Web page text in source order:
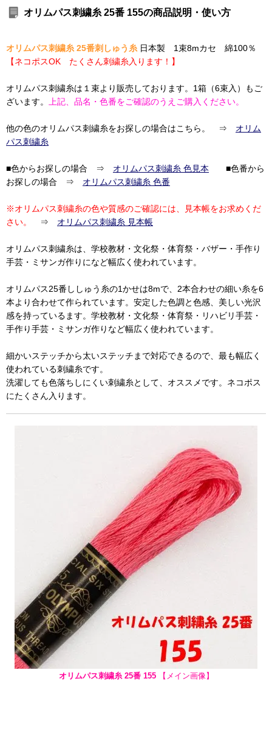
オリムパス刺繍糸 25番 155の商品説明・使い方
オリムパス刺繍糸 25番刺しゅう糸 日本製 1束8mカセ 綿100％
【ネコポスOK たくさん刺繍糸入ります！】
オリムパス刺繍糸は１束より販売しております。1箱（6束入）もご
ざいます。
上記、品名・色番をご確認のうえご購入ください。
他の色のオリムパス刺繍糸をお探しの場合はこちら。 ⇒ オリム
パス刺繍糸
■色からお探しの場合 ⇒ オリムパス刺繍糸 色見本 ■色番から
お探しの場合 ⇒ オリムパス刺繍糸 色番
※オリムパス刺繍糸の色や質感のご確認には、見本帳をお求めくだ
さい。
⇒ オリムパス刺繍糸 見本帳
オリムパス刺繍糸は、学校教材・文化祭・体育祭・バザー・手作り
手芸・ミサンガ作りになど幅広く使われています。
オリムパス25番ししゅう糸の1かせは8mで、2本合わせの細い糸を6
本より合わせて作られています。安定した色調と色感、美しい光沢
感を持っているます。学校教材・文化祭・体育祭・リハビリ手芸・
手作り手芸・ミサンガ作りなど幅広く使われています。
細かいステッチから太いステッチまで対応できるので、最も幅広く
使われている刺繍糸です。
洗濯しても色落ちしにくい刺繍糸として、オススメです。ネコポス
にたくさん入ります。
オリムパス刺繍糸 25番 155【メイン画像】